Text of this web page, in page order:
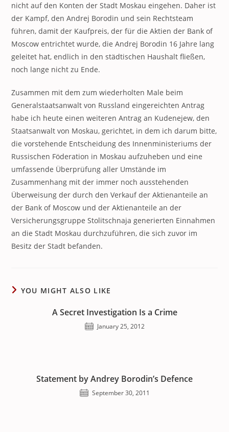
nicht auf den Konten der Stadt Moskau eingehen. Daher ist
der Kampf, den Andrej Borodin und sein Rechtsteam
führen, damit der Kaufpreis, der für die Aktien der Bank of
Moscow entrichtet wurde, die Andrej Borodin 16 Jahre lang
geleitet hat, endlich in den städtischen Haushalt fließen,
noch lange nicht zu Ende.
Zusammen mit dem zum wiederholten Male beim
Generalstaatsanwalt von Russland eingereichten Antrag
habe ich heute einen weiteren Antrag an Kudenejew, den
Staatsanwalt von Moskau, gerichtet, in dem ich darum bitte,
die vorstehende Entscheidung des Innenministeriums der
Russischen Föderation in Moskau aufzuheben und eine
umfassende Überprüfung aller Umstände im
Zusammenhang mit der immer noch ausstehenden
Überweisung der durch den Verkauf der Aktienanteile an
der Bank of Moscow und der Aktienanteile an der
Versicherungsgruppe Stolitschnaja generierten Einnahmen
an die Stadt Moskau durchzuführen, die sich zuvor im
Besitz der Stadt befanden.
YOU MIGHT ALSO LIKE
A Secret Investigation Is a Crime
January 25, 2012
Statement by Andrey Borodin’s Defence
September 30, 2011